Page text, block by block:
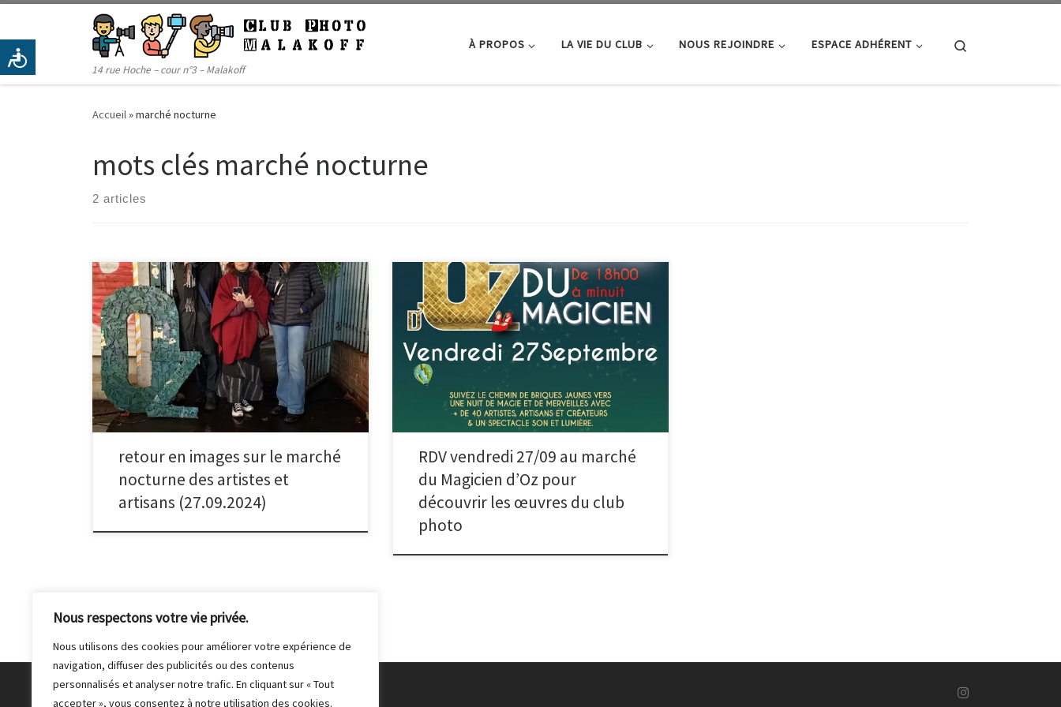
Nous respectons votre vie privée.
Nous utilisons des cookies pour améliorer votre expérience de
navigation, diffuser des publicités ou des contenus
personnalisés et analyser notre trafic. En cliquant sur « Tout
accepter », vous consentez à notre utilisation des cookies.
Passer au contenu
14 rue Hoche – cour n°3 – Malakoff
À PROPOS LA VIE DU CLUB NOUS REJOINDRE ESPACE ADHÉRENT
Accueil»marché nocturne
mots clés marché nocturne
2 articles
Le vendredi 27 septembre, de 18h30 à minuit, avait
lieu le dernier événement du festival du Magicien
d’Oz organisé par l’association « Une histoire à
Malakoff ». Durant ce marché nocturne, artistes et
artisans de Malakoff tenaient un stand rue Raymond
Fassin et présentaient leurs réalisations en lien ou non
avec le thème. Voici quelques images de la soirée.
Plus d’infos
retour en images sur le marché
nocturne des artistes et
artisans (27.09.2024)
En route vers la Cité d’émeraude ! Le club photo sera
présent au Marché des créateurs nocturne vendredi
soir, aux côtés d’autres artistes et artisans. Il a pour
thème le Magicien d’Oz. Sur notre stand, nous vous
présenterons les œuvres réalisées pour le festival du
Magicien d’Oz. Une partie des tirages sont mises en
vente au format 40.7 x 30.5 cm et les autres au format
carte postale. Rendez-vous rue Raymond Fassin et
place du 11 novembre à partir de 18h, le 27
RDV vendredi 27/09 au marché
du Magicien d’Oz pour
découvrir les œuvres du club
photo
© 2026Club Photo de Malakoff– Tous droits réservés